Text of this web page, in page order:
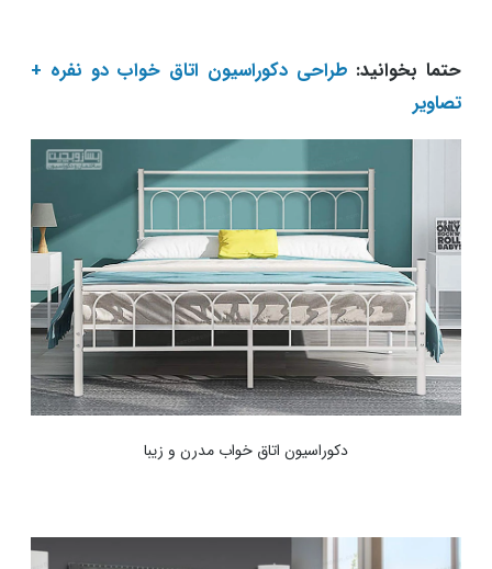
حتما بخوانید:طراحی دکوراسیون اتاق خواب دو نفره +
تصاویر
دکوراسیون اتاق خواب مدرن و زیبا